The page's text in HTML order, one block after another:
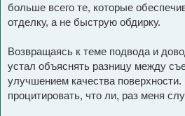
больше всего те, которые
отделку, а не быструю обдирку.
Возвращаясь к теме подвода и
устал объяснять разницу между
улучшением качества
процитировать, что ли, раз меня